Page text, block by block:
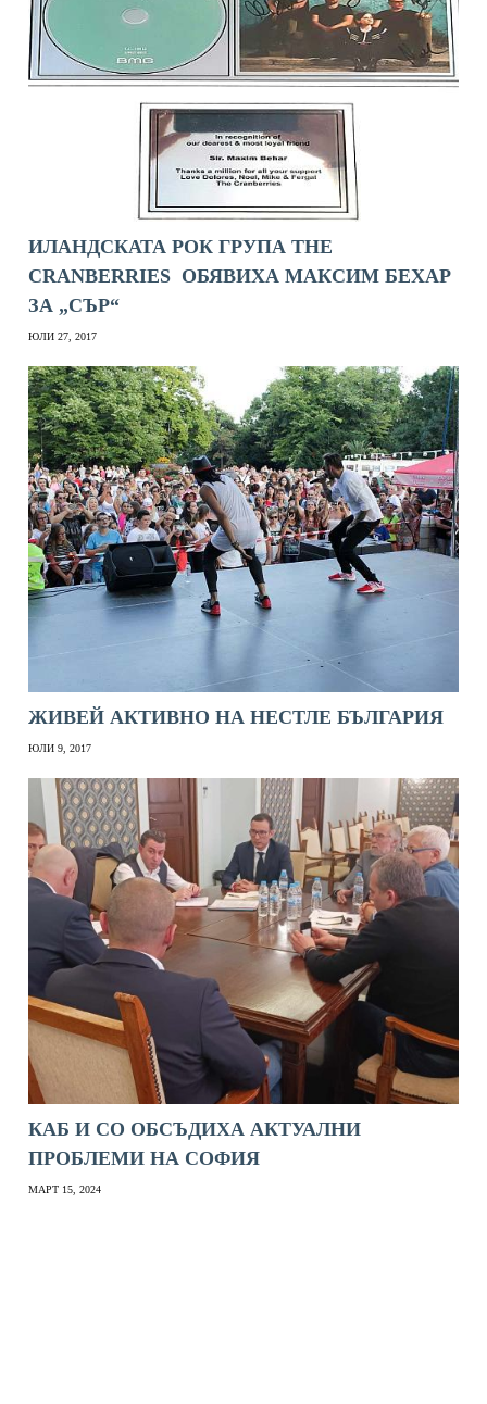
ИЛАНДСКАТА РОК ГРУПА THE
CRANBERRIES ОБЯВИХА МАКСИМ БЕХАР
ЗА „СЪР“
ЮЛИ 27, 2017
ЖИВЕЙ АКТИВНО НА НЕСТЛЕ БЪЛГАРИЯ
ЮЛИ 9, 2017
КАБ И СО ОБСЪДИХА АКТУАЛНИ
ПРОБЛЕМИ НА СОФИЯ
МАРТ 15, 2024